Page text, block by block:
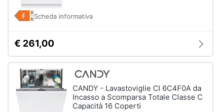
Scheda informativa
€ 261,00
CANDY - Lavastoviglie CI 6C4F0A da
Incasso a Scomparsa Totale Classe C
Capacità 16 Coperti